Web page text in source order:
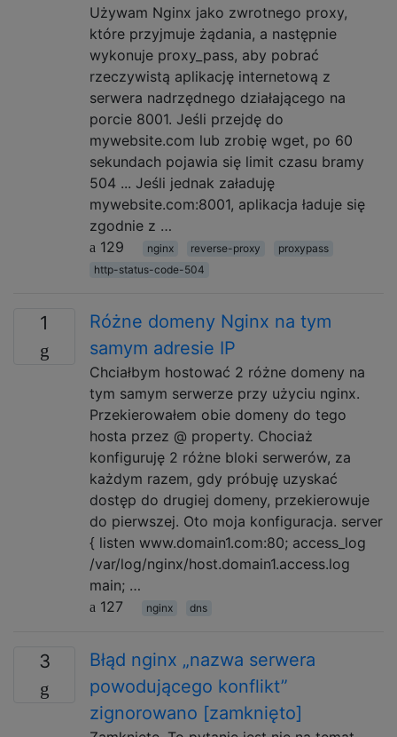
Używam Nginx jako zwrotnego proxy,
które przyjmuje żądania, a następnie
wykonuje proxy_pass, aby pobrać
rzeczywistą aplikację internetową z
serwera nadrzędnego działającego na
porcie 8001. Jeśli przejdę do
mywebsite.com lub zrobię wget, po 60
sekundach pojawia się limit czasu bramy
504 ... Jeśli jednak załaduję
mywebsite.com:8001, aplikacja ładuje się
zgodnie z …
129
nginx reverse-proxy
proxypass
http-status-code-504
1
Różne domeny Nginx na tym
samym adresie IP
Chciałbym hostować 2 różne domeny na
tym samym serwerze przy użyciu nginx.
Przekierowałem obie domeny do tego
hosta przez @ property. Chociaż
konfiguruję 2 różne bloki serwerów, za
każdym razem, gdy próbuję uzyskać
dostęp do drugiej domeny, przekierowuje
do pierwszej. Oto moja konfiguracja. server
{ listen www.domain1.com:80; access_log
/var/log/nginx/host.domain1.access.log
main; …
127
nginx dns
3
Błąd nginx „nazwa serwera
powodującego konflikt”
zignorowano [zamknięto]